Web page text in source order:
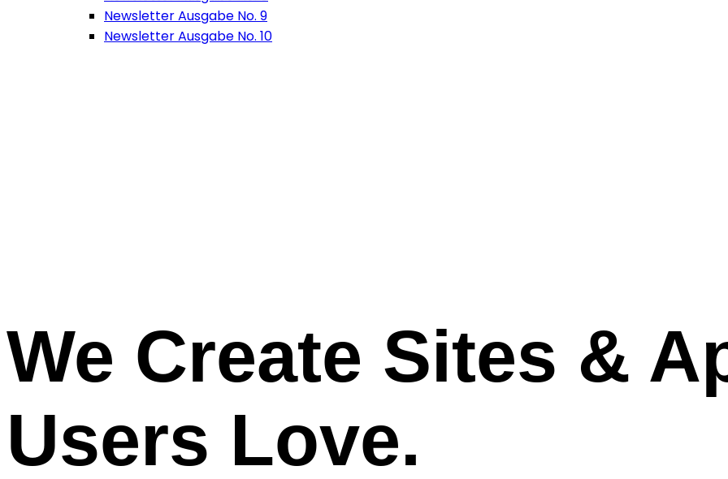
Newsletter Ausgabe No. 9
Newsletter Ausgabe No. 10
We Create Sites &
Users Love.